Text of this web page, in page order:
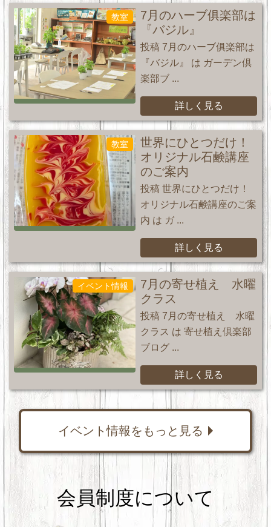
教室
7月のハーブ俱楽部は
『バジル』
投稿 7月のハーブ俱楽部は
『バジル』 は ガーデン倶
楽部ブ ...
詳しく見る
教室
世界にひとつだけ！
オリジナル石鹸講座
のご案内
投稿 世界にひとつだけ！
オリジナル石鹸講座のご案
内 は ガ ...
詳しく見る
イベント情報
7月の寄せ植え 水曜
クラス
投稿 7月の寄せ植え 水曜
クラス は 寄せ植え倶楽部
ブログ ...
詳しく見る
イベント情報をもっと見る
会員制度について